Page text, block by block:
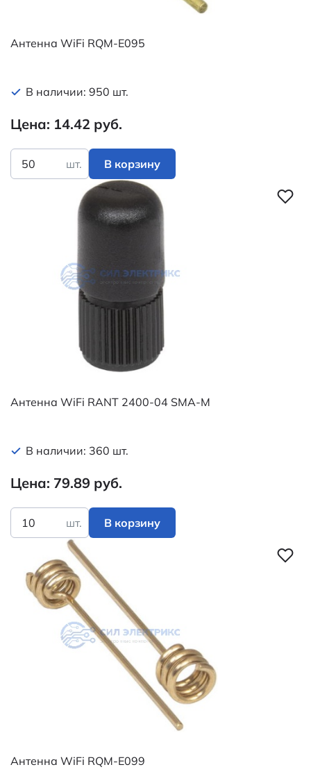
Антенна WiFi RQM-E095
В наличии: 950 шт.
Цена: 14.42 руб.
шт. В корзину
Антенна WiFi RANT 2400-04 SMA-M
В наличии: 360 шт.
Цена: 79.89 руб.
шт. В корзину
Антенна WiFi RQM-E099